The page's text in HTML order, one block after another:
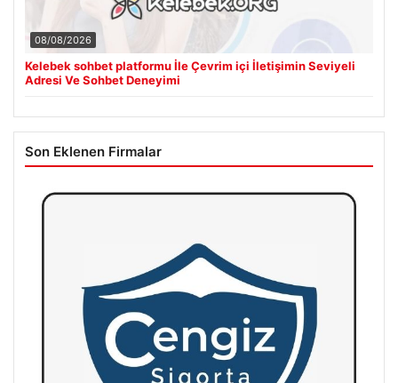
08/08/2026
Kelebek sohbet platformu İle Çevrim içi İletişimin Seviyeli
Adresi Ve Sohbet Deneyimi
Son Eklenen Firmalar